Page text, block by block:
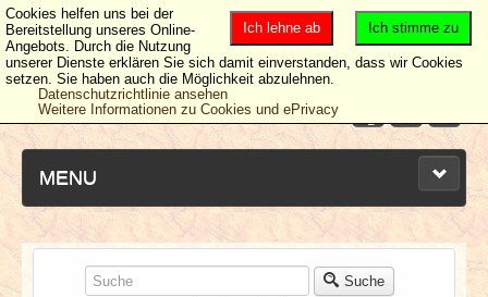
MENU
NEUESTE ARTIKEL
Suche
Ich stimme zu
Ich lehne ab
Cookies helfen uns bei der
Bereitstellung unseres Online-
Angebots. Durch die Nutzung
unserer Dienste erklären Sie sich damit einverstanden, dass wir Cookies
setzen. Sie haben auch die Möglichkeit abzulehnen.
Datenschutzrichtlinie ansehen
Weitere Informationen zu Cookies und ePrivacy